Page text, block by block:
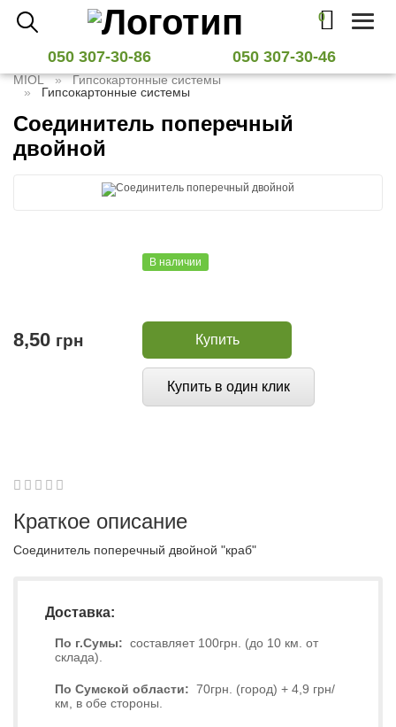
0
Toggle
050 307-30-86 050 307-30-46
MIOL
Гипсокартонные системы
Гипсокартонные системы
Соединитель поперечный
двойной
В наличии
8,50 грн Купить
Купить в один клик
12345
Краткое описание
Соединитель поперечный двойной "краб"
Доставка:
По г.Сумы: составляет 100грн. (до 10 км. от
склада).
По Сумской области: 70грн. (город) + 4,9 грн/
км, в обе стороны.